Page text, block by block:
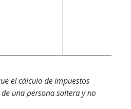
el cálculo de impuestos
una persona soltera y no